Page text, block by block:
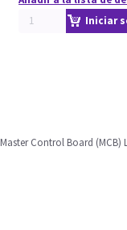
Iniciar
Control Board (MCB)